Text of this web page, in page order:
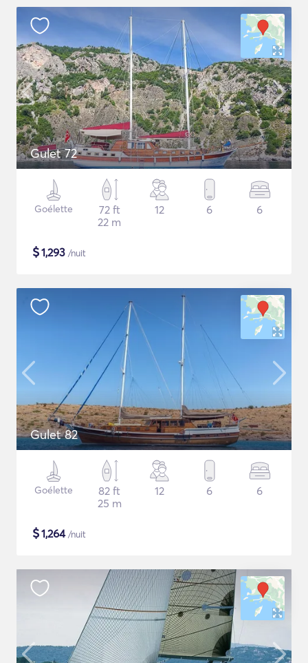
Gulet 72
Goélette
72 ft
22 m
12 6 6
$1,293 /nuit
Gulet 82
Goélette
82 ft
25 m
12 6 6
$1,264/nuit